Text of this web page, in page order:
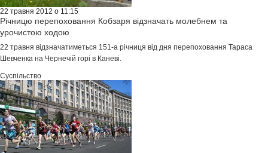
22 травня 2012 о 11:15
Річницю перепоховання Кобзаря відзначать молебнем та
урочистою ходою
22 травня відзначатиметься 151-а річниця від дня перепоховання Тараса
Шевченка на Чернечій горі в Каневі.
Суспільство